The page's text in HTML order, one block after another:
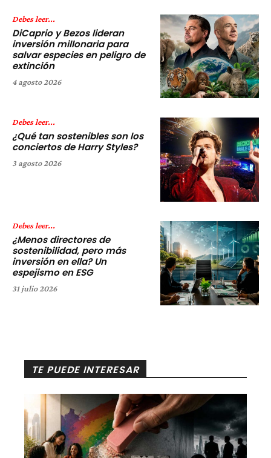
Debes leer...
DiCaprio y Bezos lideran
inversión millonaria para
salvar especies en peligro de
extinción
4 agosto 2026
Debes leer...
¿Qué tan sostenibles son los
conciertos de Harry Styles?
3 agosto 2026
Debes leer...
¿Menos directores de
sostenibilidad, pero más
inversión en ella? Un
espejismo en ESG
31 julio 2026
TE PUEDE INTERESAR